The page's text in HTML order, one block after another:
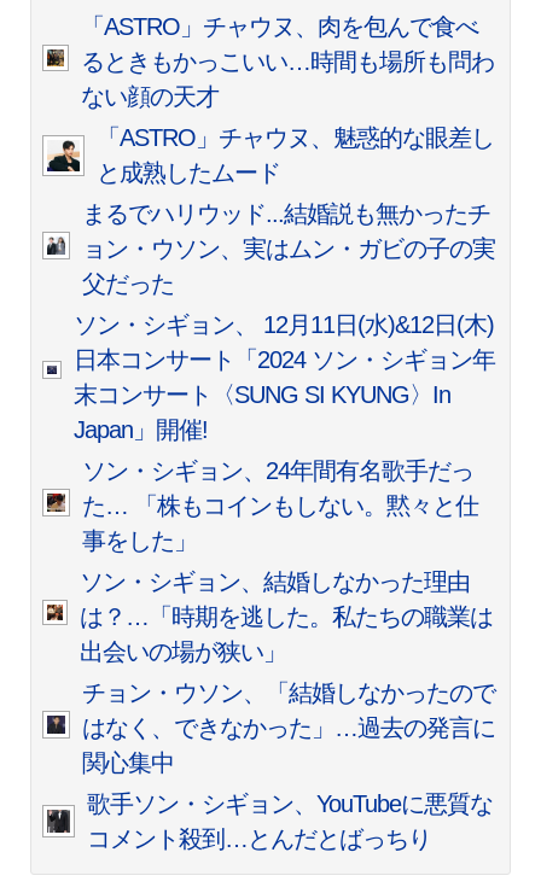
「ASTRO」チャウヌ、肉を包んで食べ
るときもかっこいい…時間も場所も問わ
ない顔の天才
「ASTRO」チャウヌ、魅惑的な眼差し
と成熟したムード
まるでハリウッド...結婚説も無かったチ
ョン・ウソン、実はムン・ガビの子の実
父だった
ソン・シギョン、 12月11日(水)&12日(木)
日本コンサート「2024 ソン・シギョン年
末コンサート〈SUNG SI KYUNG〉In
Japan」開催!
ソン・シギョン、24年間有名歌手だっ
た… 「株もコインもしない。黙々と仕
事をした」
ソン・シギョン、結婚しなかった理由
は？…「時期を逃した。私たちの職業は
出会いの場が狭い」
チョン・ウソン、「結婚しなかったので
はなく、できなかった」…過去の発言に
関心集中
歌手ソン・シギョン、YouTubeに悪質な
コメント殺到…とんだとばっちり